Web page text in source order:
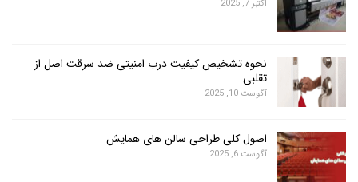
اکتبر 7, 2025
نحوه تشخیص کیفیت درب امنیتی ضد سرقت اصل از
تقلبی
آگوست 10, 2025
اصول کلی طراحی سالن های همایش
آگوست 6, 2025